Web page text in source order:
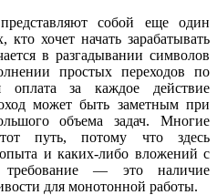
собой еще один
хочет начать зарабатывать
в разгадывании символов
простых переходов по
за каждое действие
может быть заметным при
объема задач. Многие
путь, потому что здесь
опыта и каких-либо вложений с
— это наличие
для монотонной работы.